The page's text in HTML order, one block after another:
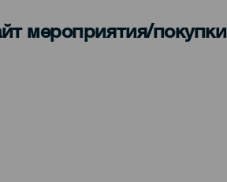
мероприятия/покупки